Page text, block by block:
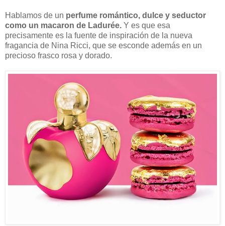
Hablamos de un perfume romántico, dulce y seductor
como un macaron de Ladurée. Y es que esa
precisamente es la fuente de inspiración de la nueva
fragancia de Nina Ricci, que se esconde además en un
precioso frasco rosa y dorado.